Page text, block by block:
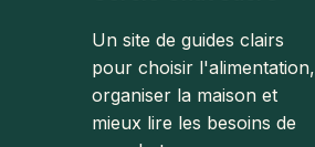
Un site de guides clairs
pour choisir l'alimentation,
organiser la maison et
mieux lire les besoins de